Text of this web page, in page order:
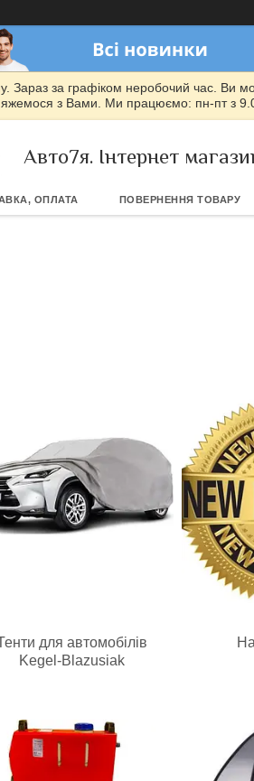
Зараз за графіком неробочий час. Ви
з Вами. Ми працюємо: пн-пт з
Авто7я. Інтернет
ОПЛАТА ПОВЕРНЕННЯ ТОВАРУ
для автомобілів
Kegel-Blazusiak